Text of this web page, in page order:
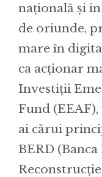
națională și in
de oriunde,
mare în
ca acționar
Investiții
Fund
ai cărui
BERD